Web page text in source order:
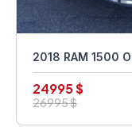
2018 RAM 1500
24995 $
26995 $